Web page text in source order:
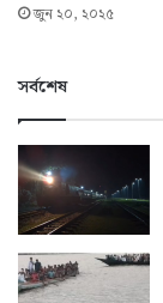
জুন ২০, ২০২৫
সর্বশেষ